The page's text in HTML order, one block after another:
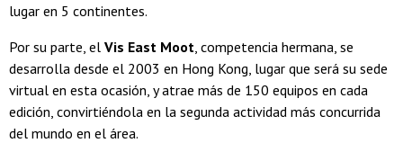
lugar en 5 continentes.
Por su parte, el Vis East Moot , competencia hermana, se
desarrolla desde el 2003 en Hong Kong, lugar que será su sede
virtual en esta ocasión, y atrae más de 150 equipos en cada
edición, convirtiéndola en la segunda actividad más concurrida
del mundo en el área.